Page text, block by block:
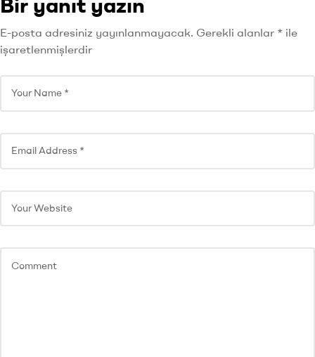
E-posta adresiniz yayınlanmayacak. Gerekli alanlar * ile
işaretlenmişlerdir